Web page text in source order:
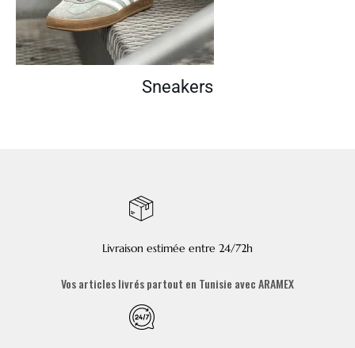
Sneakers
Livraison estimée entre 24/72h
Vos articles livrés partout en Tunisie avec ARAMEX